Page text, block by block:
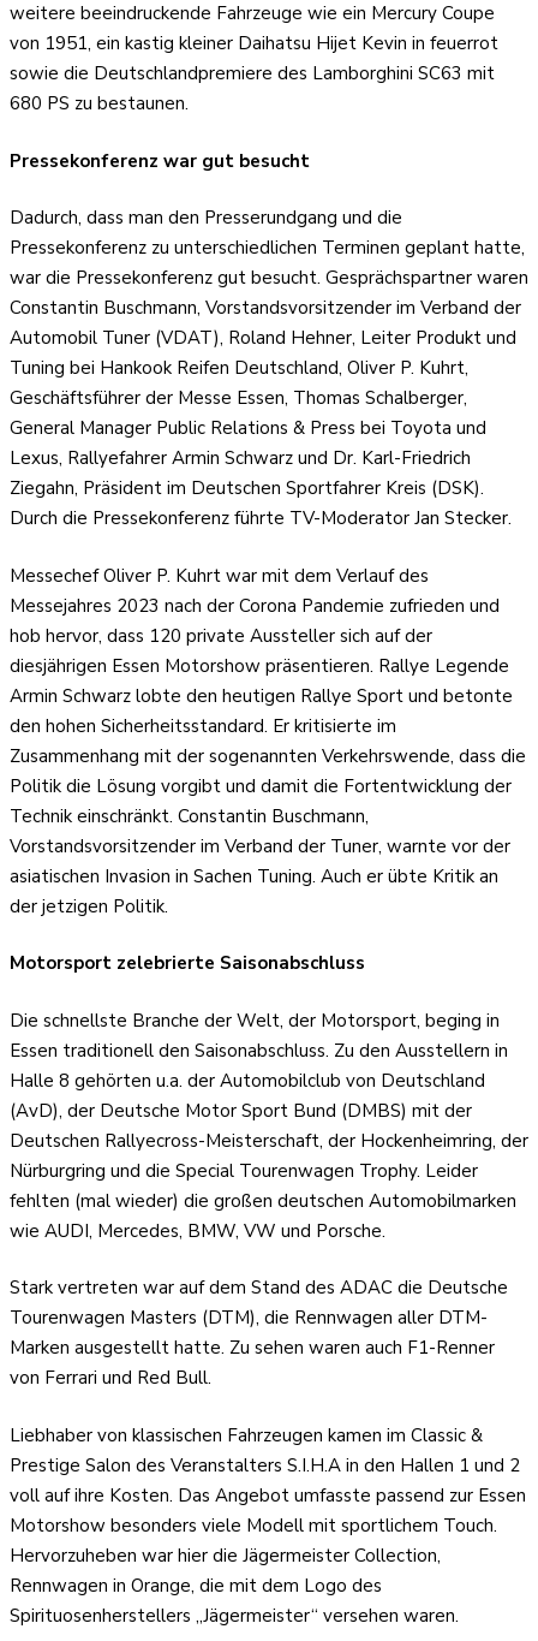
weitere beeindruckende Fahrzeuge wie ein Mercury Coupe
von 1951, ein kastig kleiner Daihatsu Hijet Kevin in feuerrot
sowie die Deutschlandpremiere des Lamborghini SC63 mit
680 PS zu bestaunen.
Pressekonferenz war gut besucht
Dadurch, dass man den Presserundgang und die
Pressekonferenz zu unterschiedlichen Terminen geplant hatte,
war die Pressekonferenz gut besucht. Gesprächspartner waren
Constantin Buschmann, Vorstandsvorsitzender im Verband der
Automobil Tuner (VDAT), Roland Hehner, Leiter Produkt und
Tuning bei Hankook Reifen Deutschland, Oliver P. Kuhrt,
Geschäftsführer der Messe Essen, Thomas Schalberger,
General Manager Public Relations & Press bei Toyota und
Lexus, Rallyefahrer Armin Schwarz und Dr. Karl-Friedrich
Ziegahn, Präsident im Deutschen Sportfahrer Kreis (DSK).
Durch die Pressekonferenz führte TV-Moderator Jan Stecker.
Messechef Oliver P. Kuhrt war mit dem Verlauf des
Messejahres 2023 nach der Corona Pandemie zufrieden und
hob hervor, dass 120 private Aussteller sich auf der
diesjährigen Essen Motorshow präsentieren. Rallye Legende
Armin Schwarz lobte den heutigen Rallye Sport und betonte
den hohen Sicherheitsstandard. Er kritisierte im
Zusammenhang mit der sogenannten Verkehrswende, dass die
Politik die Lösung vorgibt und damit die Fortentwicklung der
Technik einschränkt. Constantin Buschmann,
Vorstandsvorsitzender im Verband der Tuner, warnte vor der
asiatischen Invasion in Sachen Tuning. Auch er übte Kritik an
der jetzigen Politik.
Motorsport zelebrierte Saisonabschluss
Die schnellste Branche der Welt, der Motorsport, beging in
Essen traditionell den Saisonabschluss. Zu den Ausstellern in
Halle 8 gehörten u.a. der Automobilclub von Deutschland
(AvD), der Deutsche Motor Sport Bund (DMBS) mit der
Deutschen Rallyecross-Meisterschaft, der Hockenheimring, der
Nürburgring und die Special Tourenwagen Trophy. Leider
fehlten (mal wieder) die großen deutschen Automobilmarken
wie AUDI, Mercedes, BMW, VW und Porsche.
Stark vertreten war auf dem Stand des ADAC die Deutsche
Tourenwagen Masters (DTM), die Rennwagen aller DTM-
Marken ausgestellt hatte. Zu sehen waren auch F1-Renner
von Ferrari und Red Bull.
Liebhaber von klassischen Fahrzeugen kamen im Classic &
Prestige Salon des Veranstalters S.I.H.A in den Hallen 1 und 2
voll auf ihre Kosten. Das Angebot umfasste passend zur Essen
Motorshow besonders viele Modell mit sportlichem Touch.
Hervorzuheben war hier die Jägermeister Collection,
Rennwagen in Orange, die mit dem Logo des
Spirituosenherstellers „Jägermeister“ versehen waren.